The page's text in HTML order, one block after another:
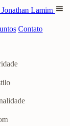
Jonathan Lamim menu
Contato